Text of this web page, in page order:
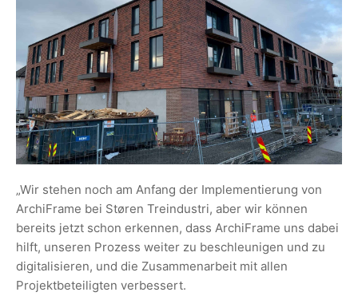
„Wir stehen noch am Anfang der Implementierung von
ArchiFrame bei Støren Treindustri, aber wir können
bereits jetzt schon erkennen, dass ArchiFrame uns dabei
hilft, unseren Prozess weiter zu beschleunigen und zu
digitalisieren, und die Zusammenarbeit mit allen
Projektbeteiligten verbessert.